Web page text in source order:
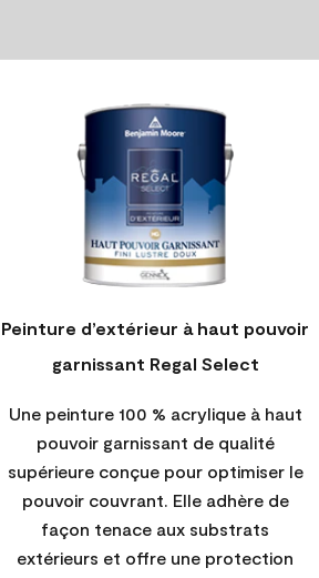
Peinture d’extérieur à haut pouvoir
garnissant Regal Select
Une peinture 100 % acrylique à haut
pouvoir garnissant de qualité
supérieure conçue pour optimiser le
pouvoir couvrant. Elle adhère de
façon tenace aux substrats
extérieurs et offre une protection